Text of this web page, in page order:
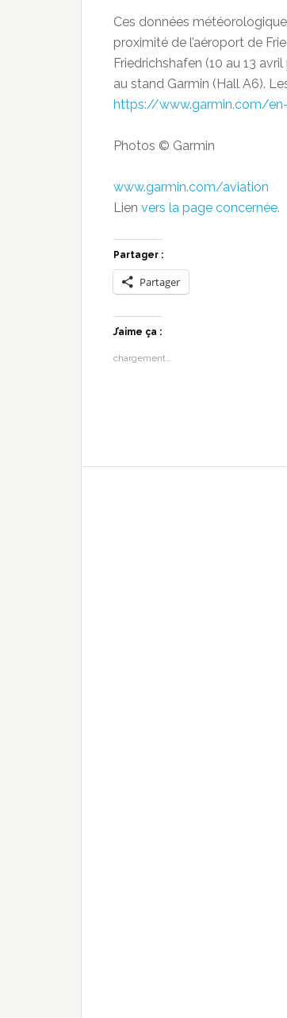
Ces données
proximité de l’aéroport de
Friedrichshafen (10 au 13
au stand Garmin (Hall A6).
https://www.garmin.com/
Photos © Garmin
www.garmin.com/aviation
Lien vers la page concernée.
Partager :
Partager
J’aime ça :
chargement…